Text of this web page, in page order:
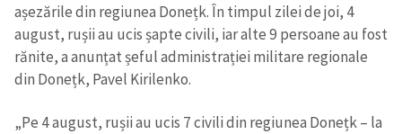
așezările din regiunea Donețk. În timpul zilei de joi, 4
august, rușii au ucis șapte civili, iar alte 9 persoane au fost
rănite, a anunțat șeful administrației militare regionale
din Donețk, Pavel Kirilenko.
„Pe 4 august, rușii au ucis 7 civili din regiunea Donețk – la